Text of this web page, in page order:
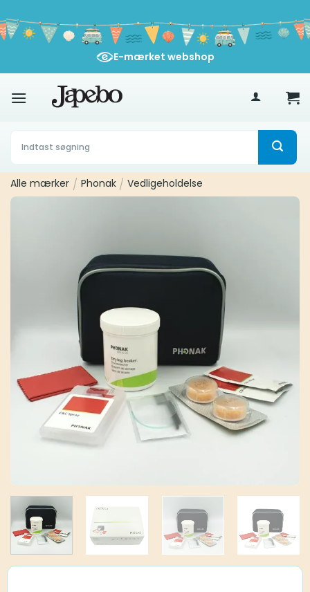
til
indhold
400
E-mærket webshop
Søg
efter:
Alle mærker / Phonak / Vedligeholdelse